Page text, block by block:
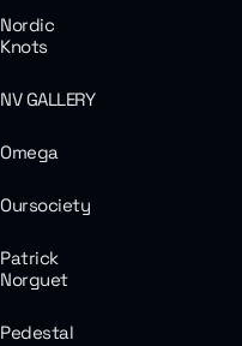
Nordic
Knots
NV GALLERY
Omega
Oursociety
Patrick
Norguet
Pedestal